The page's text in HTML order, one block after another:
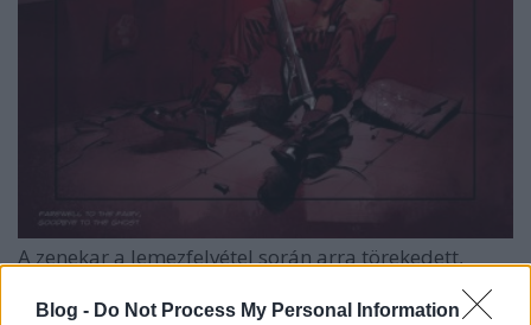
Blog - Do Not Process My Personal Information
A zenekar a lemezfelvétel során arra törekedett,
hogy a feljátszott anyagot hallják viszont a lehető
legkevesebb változtatással, utómunkával. Az összes